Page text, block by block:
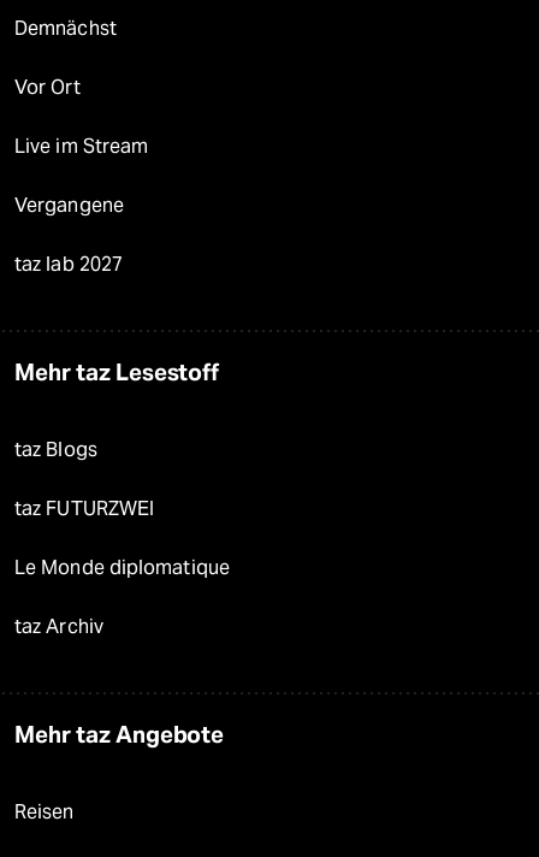
Demnächst
Vor Ort
Live im Stream
Vergangene
taz lab 2027
Mehr taz Lesestoff
taz Blogs
taz FUTURZWEI
Le Monde diplomatique
taz Archiv
Mehr taz Angebote
Reisen